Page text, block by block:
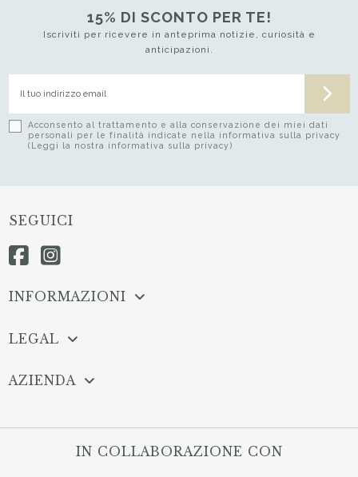
15% DI SCONTO PER TE!
Iscriviti per ricevere in anteprima notizie, curiosità e
anticipazioni.
Acconsento al trattamento e alla conservazione dei miei dati
personali per le finalità indicate nella informativa sulla privacy
(Leggi la nostra informativa sulla privacy)
SEGUICI
INFORMAZIONI
LEGAL
AZIENDA
IN COLLABORAZIONE CON